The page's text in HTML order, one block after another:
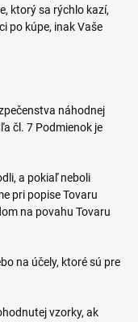
ktorý sa rýchlo kazí,
po kúpe, inak Vaše
náhodnej
čl. 7 Podmienok je
a pokiaľ neboli
pri popise Tovaru
na povahu Tovaru
na účely, ktoré sú pre
vzorky, ak